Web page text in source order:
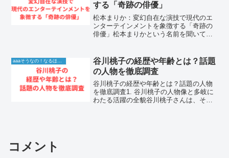
する「奇跡の俳優」
松本まりか：変幻自在な演技で現代のエ
ンターテインメントを象徴する「奇跡の
俳優」松本まりかという名前を聞いて、
演技を思い浮かべるでしょう。長年培っ
てきた実力が、近年のドラ...
谷川桃子の経歴や年齢とは？話題
の人物を徹底調査
谷川桃子の経歴や年齢とは？話題の人物
を徹底調査1. 谷川桃子の人物像と多岐に
わたる活躍の全貌谷川桃子さんは、その
コメント